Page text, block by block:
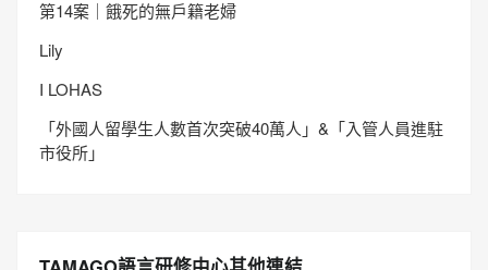
第14案｜餓死的無戶籍老婦
Lily
I LOHAS
「外國人留學生人數首次突破40萬人」&「入管人員進駐
市役所」